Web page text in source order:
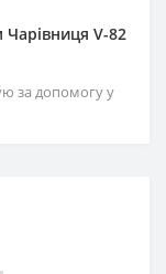
V-82
за допомогу у